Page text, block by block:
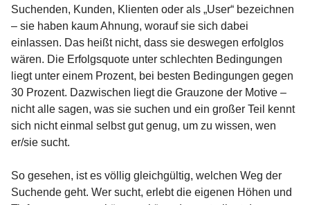
Suchenden, Kunden, Klienten oder als „User“ bezeichnen
– sie haben kaum Ahnung, worauf sie sich dabei
einlassen. Das heißt nicht, dass sie deswegen erfolglos
wären. Die Erfolgsquote unter schlechten Bedingungen
liegt unter einem Prozent, bei besten Bedingungen gegen
30 Prozent. Dazwischen liegt die Grauzone der Motive –
nicht alle sagen, was sie suchen und ein großer Teil kennt
sich nicht einmal selbst gut genug, um zu wissen, wen
er/sie sucht.
So gesehen, ist es völlig gleichgültig, welchen Weg der
Suchende geht. Wer sucht, erlebt die eigenen Höhen und